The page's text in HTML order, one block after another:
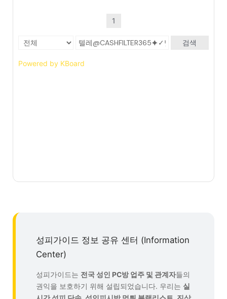
1
검색
Powered by KBoard
성피가이드 정보 공유 센터 (Information
Center)
성피가이드는 전국 성인 PC방 업주 및 관계자들의
권익을 보호하기 위해 설립되었습니다. 우리는 실